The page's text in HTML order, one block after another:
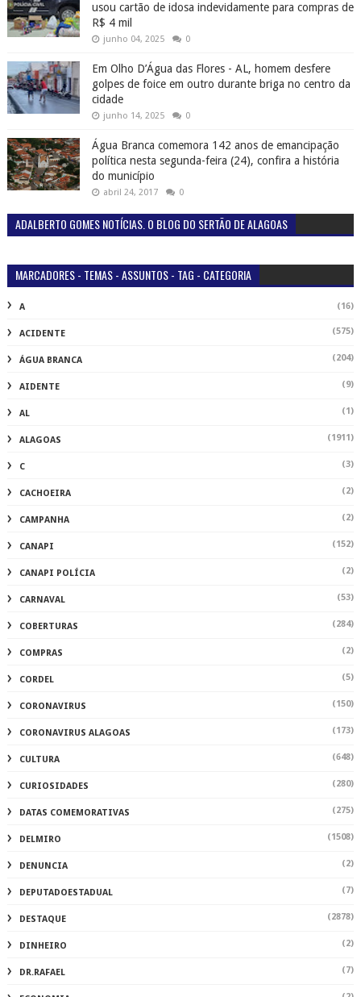
usou cartão de idosa indevidamente para compras de
R$ 4 mil
junho 04, 2025 0
Em Olho D’Água das Flores - AL, homem desfere
golpes de foice em outro durante briga no centro da
cidade
junho 14, 2025 0
Água Branca comemora 142 anos de emancipação
política nesta segunda-feira (24), confira a história
do município
abril 24, 2017 0
ADALBERTO GOMES NOTÍCIAS. O BLOG DO SERTÃO DE ALAGOAS
MARCADORES - TEMAS - ASSUNTOS - TAG - CATEGORIA
A (16)
ACIDENTE (575)
ÁGUA BRANCA (204)
AIDENTE (9)
AL (1)
ALAGOAS (1911)
C (3)
CACHOEIRA (2)
CAMPANHA (2)
CANAPI (152)
CANAPI POLÍCIA (2)
CARNAVAL (53)
COBERTURAS (284)
COMPRAS (2)
CORDEL (5)
CORONAVIRUS (150)
CORONAVIRUS ALAGOAS (173)
CULTURA (648)
CURIOSIDADES (280)
DATAS COMEMORATIVAS (275)
DELMIRO (1508)
DENUNCIA (2)
DEPUTADOESTADUAL (7)
DESTAQUE (2878)
DINHEIRO (2)
DR.RAFAEL (7)